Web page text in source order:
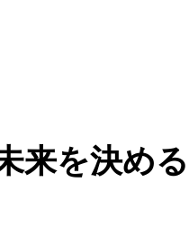
を決める